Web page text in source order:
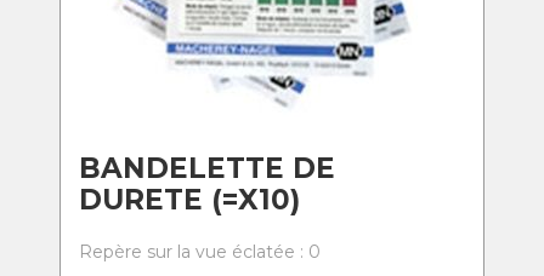
BANDELETTE DE
DURETE (=X10)
Repère sur la vue éclatée : 0